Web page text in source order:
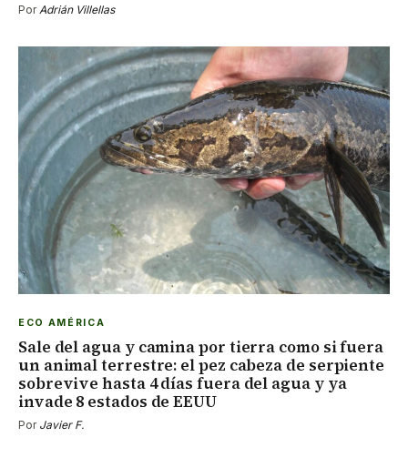
PorAdrián Villellas
ECO AMÉRICA
Sale del agua y camina por tierra como si fuera
un animal terrestre: el pez cabeza de serpiente
sobrevive hasta 4 días fuera del agua y ya
invade 8 estados de EEUU
Por Javier F.